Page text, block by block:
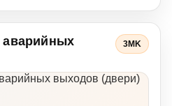
аварийных
3MK